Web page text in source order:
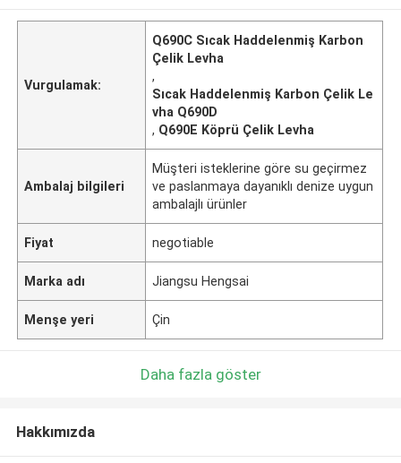
Vurgulamak:
Q690C Sıcak Haddelenmiş Karbon
Çelik Levha
,
Sıcak Haddelenmiş Karbon Çelik Le
vha Q690D
, Q690E Köprü Çelik Levha
Ambalaj bilgileri
Müşteri isteklerine göre su geçirmez
ve paslanmaya dayanıklı denize uygun
ambalajlı ürünler
Fiyat negotiable
Marka adı Jiangsu Hengsai
Menşe yeri Çin
Daha fazla göster
Hakkımızda